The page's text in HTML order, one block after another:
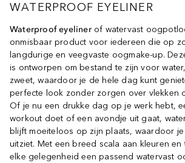
WATERPROOF EYELINER
Waterproof eyeliner of watervast
onmisbaar product voor iedereen die op
langdurige en veegvaste oogmake-up.
is ontworpen om bestand te zijn voor
zweet, waardoor je de hele dag kunt
perfecte look zonder zorgen over vlekken
Of je nu een drukke dag op je werk hebt,
workout doet of een avondje uit gaat,
blijft moeiteloos op zijn plaats, waardoor
uitziet. Met een breed scala aan kleuren
elke gelegenheid een passend watervast